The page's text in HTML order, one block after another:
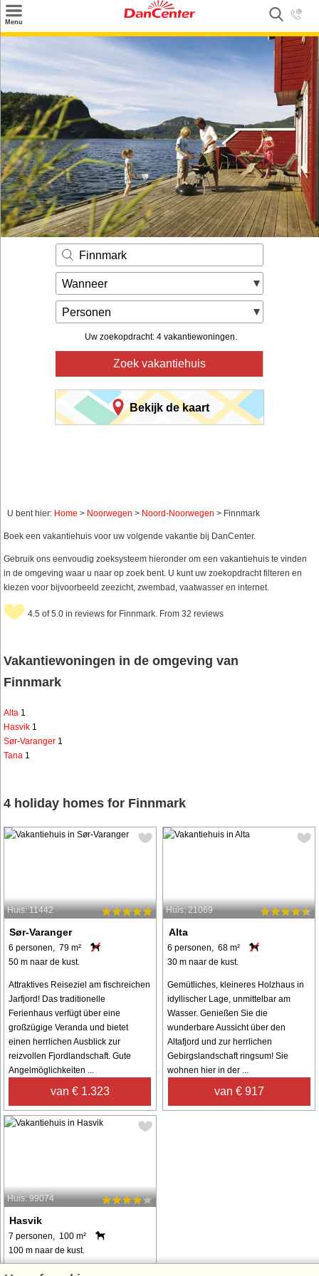
Menu
Informatie over
Service
Kontakt
Finnmark
Wanneer
Personen
Uw zoekopdracht: 4 vakantiewoningen.
Zoek vakantiehuis
Bekijk de kaart
U bent hier: Home > Noorwegen > Noord-Noorwegen > Finnmark
Boek een vakantiehuis voor uw volgende vakantie bij DanCenter.
Gebruik ons eenvoudig zoeksysteem hieronder om een vakantiehuis te vinden
in de omgeving waar u naar op zoek bent. U kunt uw zoekopdracht filteren en
kiezen voor bijvoorbeeld zeezicht, zwembad, vaatwasser en internet.
4.5 of 5.0 in reviews for Finnmark. From 32 reviews
Vakantiewoningen in de omgeving van
Finnmark
Alta 1
Hasvik 1
Sør-Varanger 1
Tana 1
4 holiday homes for Finnmark
Huis: 11442
Sør-Varanger
6 personen, 79 m²
50 m naar de kust.
Attraktives Reiseziel am fischreichen
Jarfjord! Das traditionelle
Ferienhaus verfügt über eine
großzügige Veranda und bietet
einen herrlichen Ausblick zur
reizvollen Fjordlandschaft. Gute
Angelmöglichkeiten ...
van € 1.323
Huis: 21069
Alta
6 personen, 68 m²
30 m naar de kust.
Gemütliches, kleineres Holzhaus in
idyllischer Lage, unmittelbar am
Wasser. Genießen Sie die
wunderbare Aussicht über den
Altafjord und zur herrlichen
Gebirgslandschaft ringsum! Sie
wohnen hier in der ...
van € 917
Huis: 99074
Hasvik
7 personen, 100 m²
100 m naar de kust.
Gemütliches Ferienhaus unmittelbar